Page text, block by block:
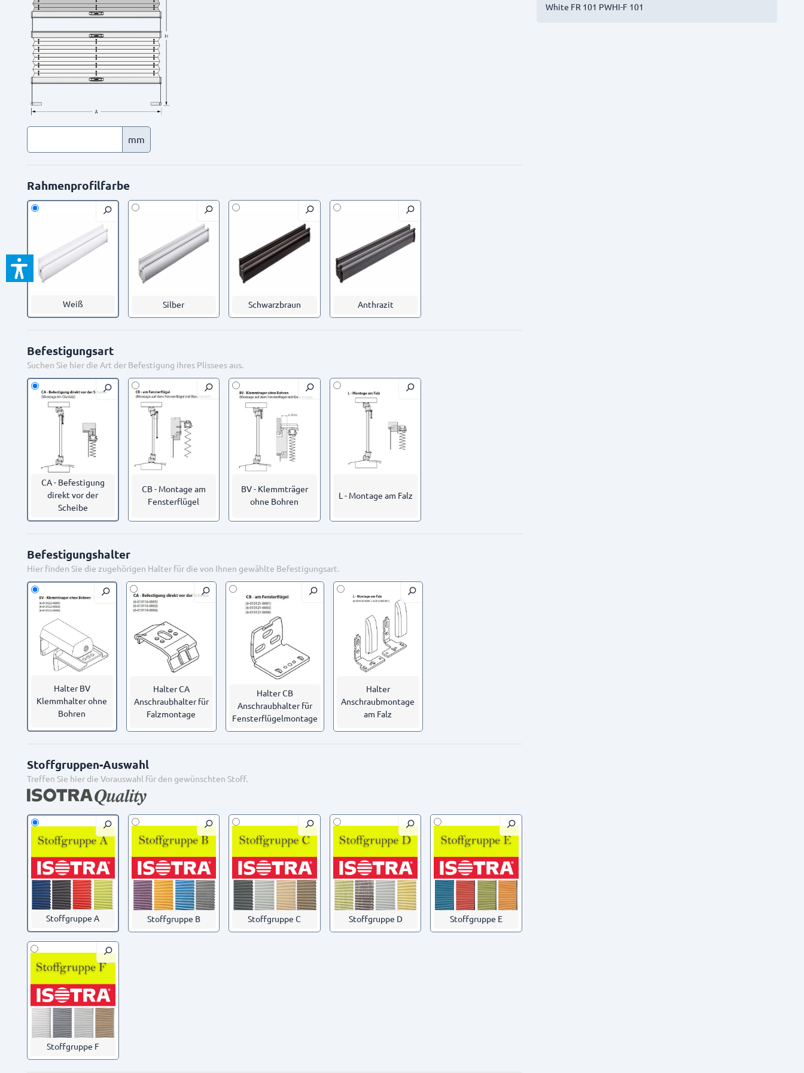
mm
Rahmenprofilfarbe
Weiß Silber Schwarzbraun Anthrazit
Befestigungsart
Suchen Sie hier die Art der Befestigung ihres Plissees aus.
CA - Befestigung
direkt vor der
Scheibe
CB - Montage am
Fensterflügel
BV - Klemmträger
ohne Bohren
L - Montage am Falz
Befestigungshalter
Hier finden Sie die zugehörigen Halter für die von Ihnen gewählte Befestigungsart.
Halter CA
Anschraubhalter für
Falzmontage
Halter CB
Anschraubhalter für
Fensterflügelmontage
Halter BV
Klemmhalter ohne
Bohren
Halter
Anschraubmontage
am Falz
Stoffgruppen-Auswahl
Treffen Sie hier die Vorauswahl für den gewünschten Stoff.
Stoffgruppe A Stoffgruppe B Stoffgruppe C Stoffgruppe D Stoffgruppe E
Stoffgruppe F
White FR 101 PWHI-F 101